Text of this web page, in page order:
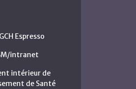
Espresso
intranet
intérieur de
de Santé